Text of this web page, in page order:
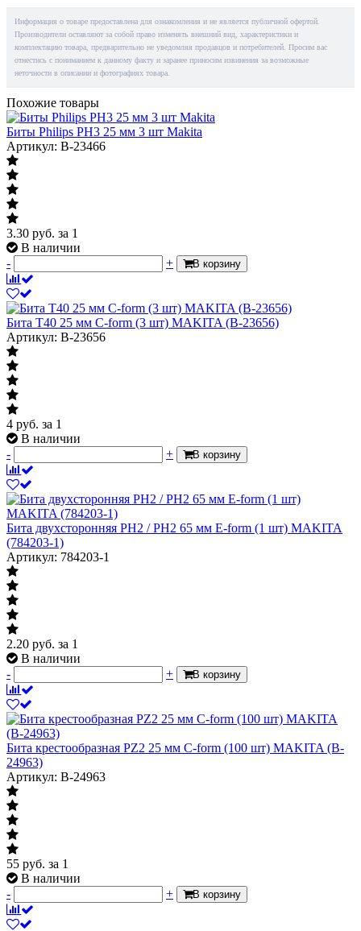
Информация о товаре предоставлена для ознакомления и не является публичной офертой.
Производители оставляют за собой право изменять внешний вид, характеристики и
комплектацию товара, предварительно не уведомляя продавцов и потребителей. Просим вас
отнестись с пониманием к данному факту и заранее приносим извинения за возможные
неточности в описании и фотографиях товара.
Похожие товары
Биты Philips PH3 25 мм 3 шт Makita
Артикул: B-23466
3.30 руб. за 1
В наличии
-
+ В корзину
Бита T40 25 мм C-form (3 шт) MAKITA (B-23656)
Артикул: B-23656
4 руб. за 1
В наличии
-
+ В корзину
Бита двухсторонняя PH2 / PH2 65 мм E-form (1 шт) MAKITA
(784203-1)
Артикул: 784203-1
2.20 руб. за 1
В наличии
-
+ В корзину
Бита крестообразная PZ2 25 мм C-form (100 шт) MAKITA (B-
24963)
Артикул: B-24963
55 руб. за 1
В наличии
-
+ В корзину